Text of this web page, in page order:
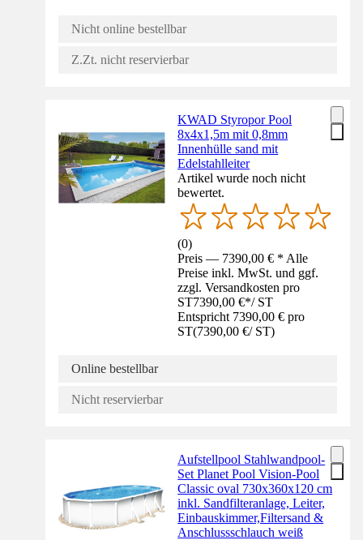
Nicht online bestellbar
Z.Zt. nicht reservierbar
KWAD Styropor Pool
8x4x1,5m mit 0,8mm
Innenhülle sand mit
Edelstahlleiter
Artikel wurde noch nicht
bewertet.
(0)
Preis — 7390,00 € * Alle
Preise inkl. MwSt. und ggf.
zzgl. Versandkosten pro
ST7390,00 €*/ ST
Entspricht 7390,00 € pro
ST(7390,00 €/ ST)
Online bestellbar
Nicht reservierbar
Aufstellpool Stahlwandpool-
Set Planet Pool Vision-Pool
Classic oval 730x360x120 cm
inkl. Sandfilteranlage, Leiter,
Einbauskimmer,Filtersand &
Anschlussschlauch weiß